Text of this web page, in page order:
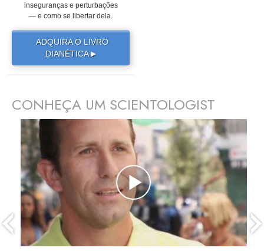
inseguranças e perturbações
— e como se libertar dela.
ADQUIRA O LIVRO
DIANÉTICA▶
CONHEÇA UM SCIENTOLOGIST
prev